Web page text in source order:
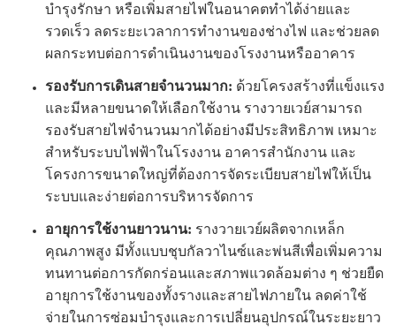
บำรุงรักษา หรือเพิ่มสายไฟในอนาคตทำได้ง่ายและ
รวดเร็ว ลดระยะเวลาการทำงานของช่างไฟ และช่วยลด
ผลกระทบต่อการดำเนินงานของโรงงานหรืออาคาร
รองรับการเดินสายจำนวนมาก: ด้วยโครงสร้างที่แข็งแรง
และมีหลายขนาดให้เลือกใช้งาน รางวายเวย์สามารถ
รองรับสายไฟจำนวนมากได้อย่างมีประสิทธิภาพ เหมาะ
สำหรับระบบไฟฟ้าในโรงงาน อาคารสำนักงาน และ
โครงการขนาดใหญ่ที่ต้องการจัดระเบียบสายไฟให้เป็น
ระบบและง่ายต่อการบริหารจัดการ
อายุการใช้งานยาวนาน: รางวายเวย์ผลิตจากเหล็ก
คุณภาพสูง มีทั้งแบบชุบกัลวาไนซ์และพ่นสีเพื่อเพิ่มความ
ทนทานต่อการกัดกร่อนและสภาพแวดล้อมต่าง ๆ ช่วยยืด
อายุการใช้งานของทั้งรางและสายไฟภายใน ลดค่าใช้
จ่ายในการซ่อมบำรุงและการเปลี่ยนอุปกรณ์ในระยะยาว